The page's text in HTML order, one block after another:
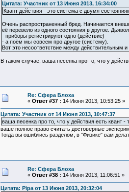
Цитата: Участник от 13 Июня 2013, 16:34:00
Квант действия - это система с двумя
Очень распространенный бред. Начинается
её перевело из одного состояния в другое.
- приборы регистрируют одно (действие)
- а поём мы совсем про другое (систему).
Вот это несоответствие между действительным
В таком случае, ваша песенка про то, что у
Re: Сфера Блоха
« Ответ #37 : 14 Июня 2013, 10:53:25 »
Цитата: Участник от 14 Июня 2013, 10:47:37
ваша песенка про то, что у действия есть квант -
ваше полное право считать достоверные
Тогда вы ошиблись разделом, в "Физике" вам
Re: Сфера Блоха
« Ответ #38 : 14 Июня 2013, 11:06:51 »
Цитата: Pipa от 13 Июня 2013, 20:32:04